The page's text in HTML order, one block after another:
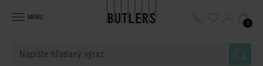
MENU
0